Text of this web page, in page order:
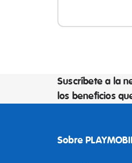
Suscríbete a la
los beneficios
Sobre